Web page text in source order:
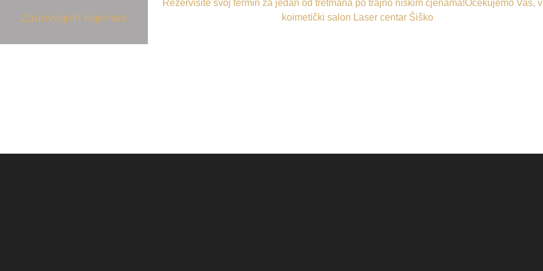
Zadovoljnih klijenata
Rezervišite svoj termin za jedan od tretmana po trajno niskim cjenama!Očekujemo Vas,
koimetički salon Laser centar Šiško